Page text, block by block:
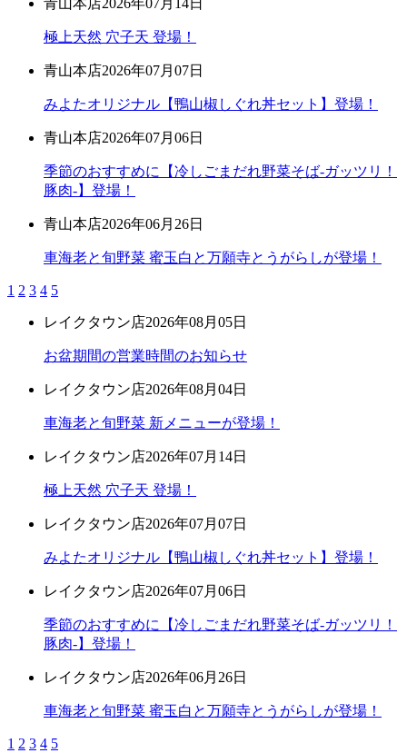
極上天然 穴子天 登場！
青山本店2026年07月07日
みよたオリジナル【鴨山椒しぐれ丼セット】登場！
青山本店2026年07月06日
季節のおすすめに【冷しごまだれ野菜そば-ガッツリ！
豚肉-】登場！
青山本店2026年06月26日
車海老と旬野菜 蜜玉白と万願寺とうがらしが登場！
1 2 3 4 5
レイクタウン店2026年08月05日
お盆期間の営業時間のお知らせ
レイクタウン店2026年08月04日
車海老と旬野菜 新メニューが登場！
レイクタウン店2026年07月14日
極上天然 穴子天 登場！
レイクタウン店2026年07月07日
みよたオリジナル【鴨山椒しぐれ丼セット】登場！
レイクタウン店2026年07月06日
季節のおすすめに【冷しごまだれ野菜そば-ガッツリ！
豚肉-】登場！
レイクタウン店2026年06月26日
車海老と旬野菜 蜜玉白と万願寺とうがらしが登場！
1 2 3 4 5